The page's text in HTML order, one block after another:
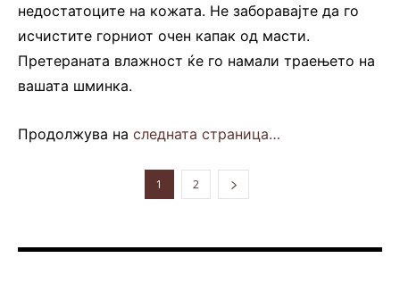
недостатоците на кожата. Не заборавајте да го
исчистите горниот очен капак од масти.
Претераната влажност ќе го намали траењето на
вашата шминка.
Продолжува на следната страница…
1 2